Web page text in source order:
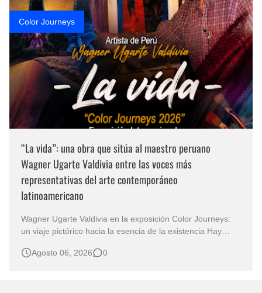
Color Journeys
“La vida”: una obra que sitúa al maestro peruano
Wagner Ugarte Valdivia entre las voces más
representativas del arte contemporáneo
latinoamericano
Wagner Ugarte Valdivia en la exposición Color Journeys:
un viaje pictórico hacia la esencia de la existencia Hay
aquello que permanece oculto en la conciencia humana.
Agosto 06, 2026 0